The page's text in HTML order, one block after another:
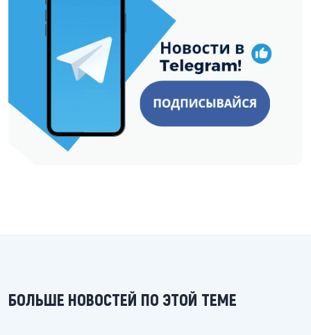
БОЛЬШЕ НОВОСТЕЙ ПО ЭТОЙ ТЕМЕ